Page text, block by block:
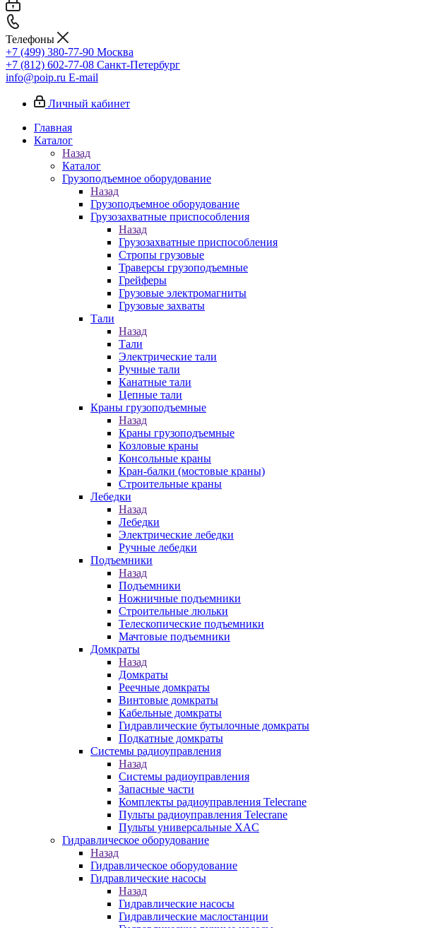
Телефоны
+7 (499) 380-77-90 Москва
+7 (812) 602-77-08 Санкт-Петербург
info@poip.ru E-mail
Личный кабинет
Главная
Каталог
Назад
Каталог
Грузоподъемное оборудование
Назад
Грузоподъемное оборудование
Грузозахватные приспособления
Назад
Грузозахватные приспособления
Стропы грузовые
Траверсы грузоподъемные
Грейферы
Грузовые электромагниты
Грузовые захваты
Тали
Назад
Тали
Электрические тали
Ручные тали
Канатные тали
Цепные тали
Краны грузоподъемные
Назад
Краны грузоподъемные
Козловые краны
Консольные краны
Кран-балки (мостовые краны)
Строительные краны
Лебедки
Назад
Лебедки
Электрические лебедки
Ручные лебедки
Подъемники
Назад
Подъемники
Ножничные подъемники
Строительные люльки
Телескопические подъемники
Мачтовые подъемники
Домкраты
Назад
Домкраты
Реечные домкраты
Винтовые домкраты
Кабельные домкраты
Гидравлические бутылочные домкраты
Подкатные домкраты
Системы радиоуправления
Назад
Системы радиоуправления
Запасные части
Комплекты радиоуправления Telecrane
Пульты радиоуправления Telecrane
Пульты универсальные XAC
Гидравлическое оборудование
Назад
Гидравлическое оборудование
Гидравлические насосы
Назад
Гидравлические насосы
Гидравлические маслостанции